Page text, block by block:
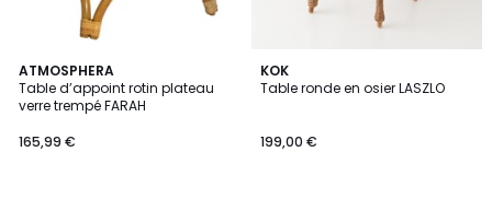
ATMOSPHERA
Table d’appoint rotin plateau
verre trempé FARAH
165,99 €
KOK
Table ronde en osier LASZLO
199,00 €